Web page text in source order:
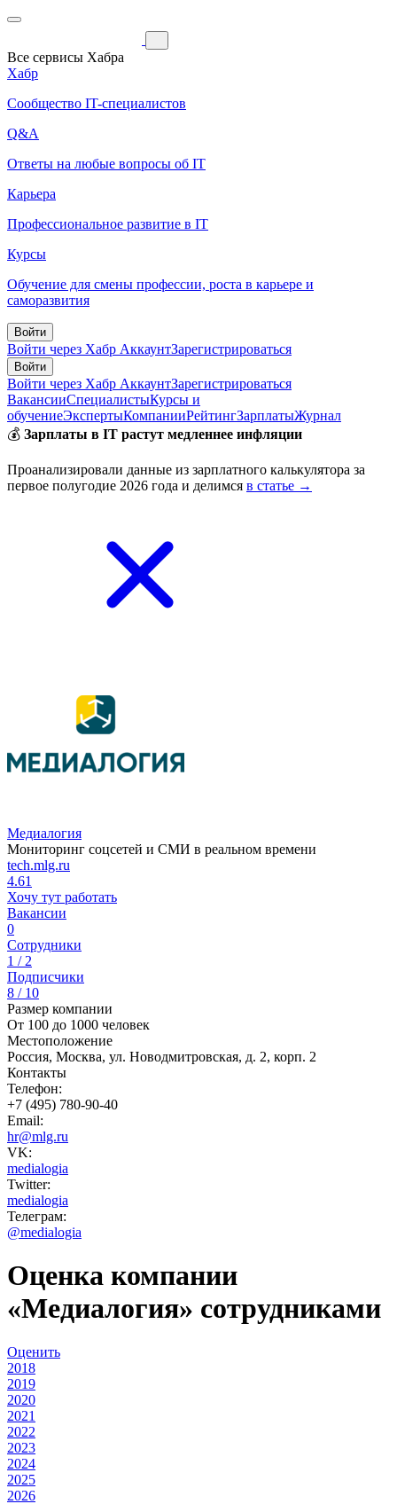
Все сервисы Хабра
Хабр
Сообщество IT-специалистов
Q&A
Ответы на любые вопросы об IT
Карьера
Профессиональное развитие в IT
Курсы
Обучение для смены профессии, роста в карьере и
саморазвития
Войти
Войти через Хабр АккаунтЗарегистрироваться
Войти
Войти через Хабр АккаунтЗарегистрироваться
ВакансииСпециалистыКурсы и
обучениеЭкспертыКомпанииРейтингЗарплатыЖурнал
💰 Зарплаты в IT растут медленнее инфляции
Проанализировали данные из зарплатного калькулятора за
первое полугодие 2026 года и делимся в статье →
Медиалогия
Мониторинг соцcетей и СМИ в реальном времени
tech.mlg.ru
4.61
Хочу тут работать
Вакансии
0
Сотрудники
1 / 2
Подписчики
8 / 10
Размер компании
От 100 до 1000 человек
Местоположение
Россия, Москва, ул. Новодмитровская, д. 2, корп. 2
Контакты
Телефон:
+7 (495) 780-90-40
Email:
hr@mlg.ru
VK:
medialogia
Twitter:
medialogia
Телеграм:
@medialogia
Оценка компании
«Медиалогия» сотрудниками
Оценить
2018
2019
2020
2021
2022
2023
2024
2025
2026